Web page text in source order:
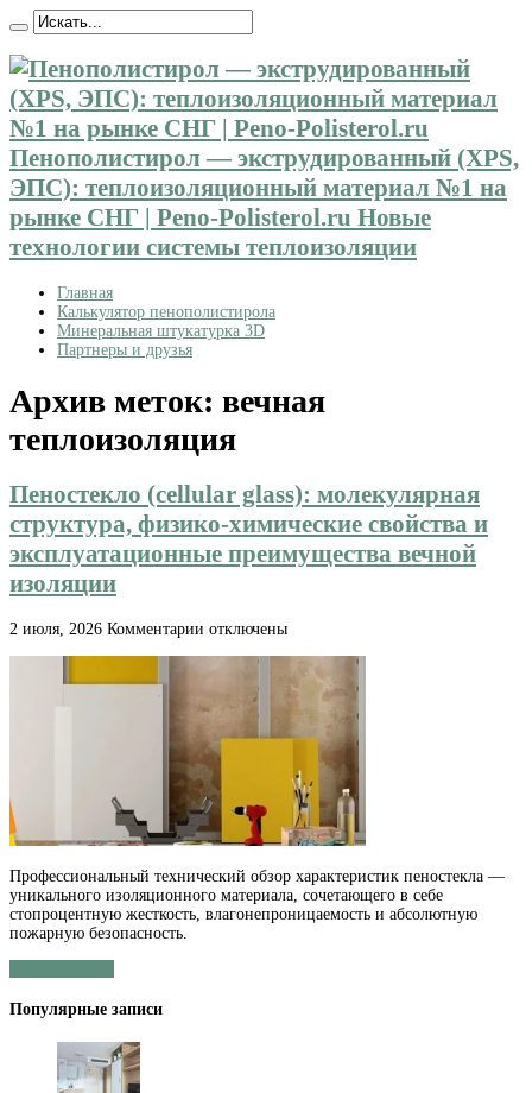
Пенополистирол — экструдированный (XPS,
ЭПС): теплоизоляционный материал №1 на
рынке СНГ | Peno-Polisterol.ru Новые
технологии системы теплоизоляции
Главная
Калькулятор пенополистирола
Минеральная штукатурка 3D
Партнеры и друзья
Архив меток: вечная
теплоизоляция
Пеностекло (cellular glass): молекулярная
структура, физико-химические свойства и
эксплуатационные преимущества вечной
изоляции
2 июля, 2026 Комментарии к
Пеностекло
(cellular
glass):
молекулярная
структура,
физико-
химические
свойства
и
эксплуатационные
вечной
изоляции
отключены
Профессиональный технический обзор характеристик пеностекла —
уникального изоляционного материала, сочетающего в себе
стопроцентную жесткость, влагонепроницаемость и абсолютную
пожарную безопасность.
Популярные записи